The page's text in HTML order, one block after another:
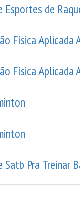
Esportes de
Física Aplicada
Física Aplicada
Pra Treinar